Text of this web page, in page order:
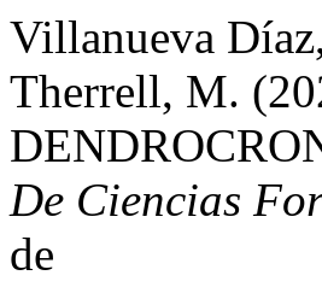
Villanueva
Therrell, M.
De Ciencias
de